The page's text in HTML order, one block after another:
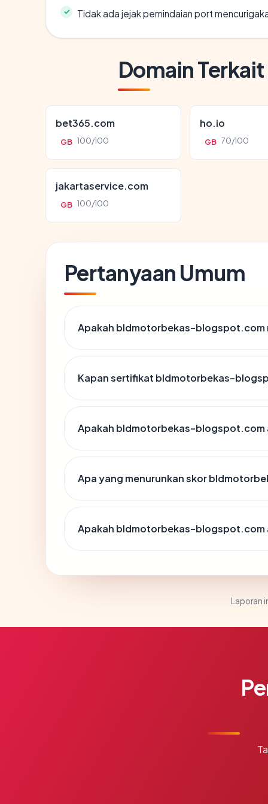
Tidak ada jejak pemindaian port
Domain Terkait
bet365.com
GB 100/100
ho.io
GB 70/100
jakartaservice.com
GB 100/100
Pertanyaan Umum
Apakah bldmotorbekas-blogspot.com
Kapan sertifikat bldmotorbekas-
Apakah bldmotorbekas-blogspot.com
Apa yang menurunkan skor
Apakah bldmotorbekas-blogspot.com
Laporan